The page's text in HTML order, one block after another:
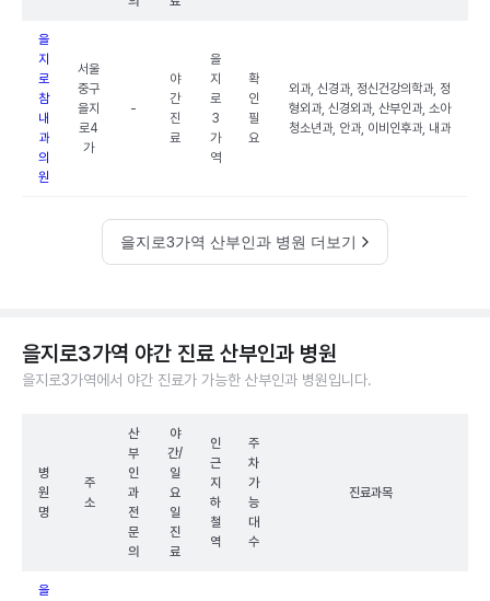
을
지
로
참
내
과
의
원
서울
중구
을지
로4
가
-
야
간
진
료
을
지
로
3
가
역
확
인
필
요
외과, 신경과, 정신건강의학과, 정
형외과, 신경외과, 산부인과, 소아
청소년과, 안과, 이비인후과, 내과
을지로3가역 산부인과 병원 더보기
을지로3가역 야간 진료 산부인과 병원
을지로3가역에서 야간 진료가 가능한 산부인과 병원입니다.
병
원
명
주
소
산
부
인
과
전
문
의
야
간/
일
요
일
진
료
인
근
지
하
철
역
주
차
가
능
대
수
진료과목
을